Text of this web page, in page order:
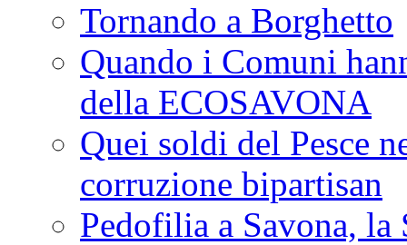
Tornando a Borghetto
Quando i Comuni
della ECOSAVONA
Quei soldi del Pesce
corruzione bipartisan
Pedofilia a Savona, la